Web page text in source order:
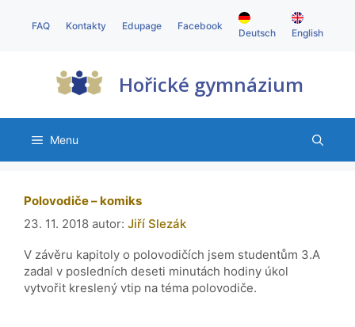
FAQ Kontakty Edupage Facebook
Deutsch English
Hořické gymnázium
Menu
Polovodiče – komiks
23. 11. 2018 autor: Jiří Slezák
V závěru kapitoly o polovodičích jsem studentům 3.A
zadal v posledních deseti minutách hodiny úkol
vytvořit kreslený vtip na téma polovodiče.